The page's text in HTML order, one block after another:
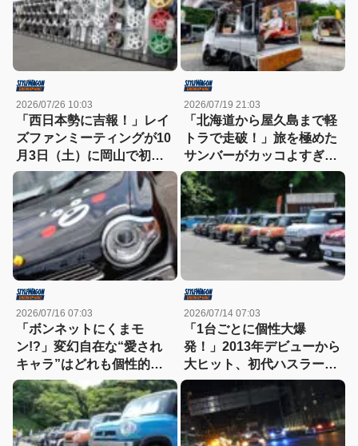
2026/07/26 10:03
「西日本勢に吉報！」レイ
ズファンミーティングが10
月3日（土）に岡山で初開
催
2026/07/19 21:03
「北海道から屋久島まで軽
トラで走破！」旅を極めた
サンバーがカッコよすぎ
る！
2026/07/16 07:03
「ボンネットにくまモ
ン!?」変幻自在な“愛され
キャラ”はどれも個性的！
【ハスラーカスタム】
2026/07/14 07:03
「1台ごとに個性大爆
発！」2013年デビューから
大ヒット、初代ハスラーの
魅力が詰まった熱いカスタ
ムミーティング